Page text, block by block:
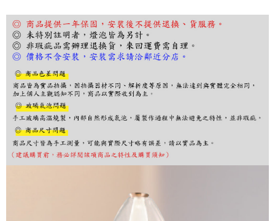
【「AFTEE先享後付」結帳流程】
１．於結帳方式選擇「AFTEE先享後付」後，將跳轉至「AFTEE先享後付」
結帳頁面，進行簡訊認證並確認金額後，即可完成結帳。
２．訂單成立數日內，您將收到繳費通知簡訊。
３．收到繳費通知簡訊後14天內，點擊此簡訊中的連結，可透過四大超商／
ATM／網路銀行／等多元方式進行付款，方視為交易完成。
※ 請注意：結帳手續完成當下不需立刻繳費，但若您需要取消訂單，請聯絡
購買商品的店家。未經商家同意取消之訂單仍視為有效，需透過AFTEE先享
後付繳納相關費用。
※ 交易是否成功請以「AFTEE先享後付 」之結帳頁面顯示為準，若有關於
是否繳費成功／繳費後需取消欲退款等相關疑問，請聯繫「AFTEE先享後付
客戶支援中心」
https://netprotections.freshdesk.com/support/home
易，需依本服務之必要範圍內提供個人資料，並將交易相關給付款項請求債
權轉讓予恩沛科技股份有限公司。
２．關於個人資料處理事宜，請瀏覽以下網址：
每筆NT$180，滿NT$5,000(含以上)免運費